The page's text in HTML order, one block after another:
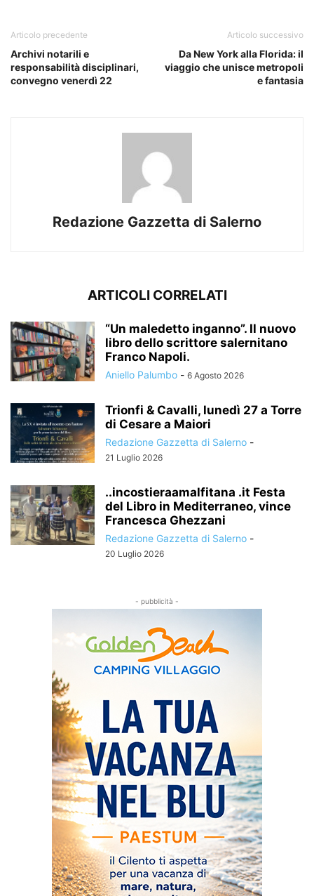
Articolo precedente
Archivi notarili e
responsabilità disciplinari,
convegno venerdì 22
Articolo successivo
Da New York alla Florida: il
viaggio che unisce metropoli
e fantasia
Redazione Gazzetta di Salerno
ARTICOLI CORRELATI
“Un maledetto inganno”. Il nuovo
libro dello scrittore salernitano
Franco Napoli.
Aniello Palumbo - 6 Agosto 2026
Trionfi & Cavalli, lunedì 27 a Torre
di Cesare a Maiori
Redazione Gazzetta di Salerno -
21 Luglio 2026
..incostieraamalfitana .it Festa
del Libro in Mediterraneo, vince
Francesca Ghezzani
Redazione Gazzetta di Salerno -
20 Luglio 2026
- pubblicità -